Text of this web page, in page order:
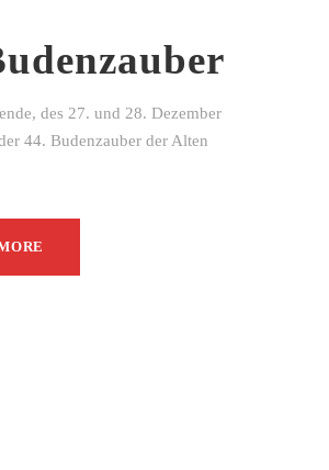
des 27. und 28. Dezember
44. Budenzauber der Alten